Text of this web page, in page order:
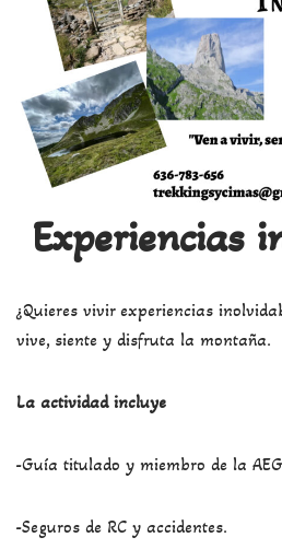
Experiencias
¿Quieres vivir experiencias
vive, siente y disfruta la montaña.
La actividad incluye
-Guía titulado y miembro de la
-Seguros de RC y accidentes.